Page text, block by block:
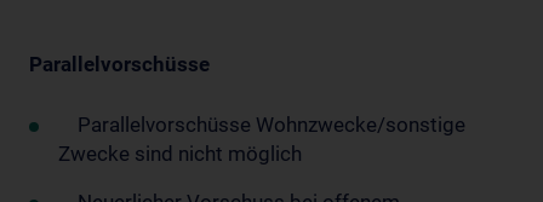
Parallelvorschüsse
Parallelvorschüsse Wohnzwecke/sonstige
Zwecke sind nicht möglich